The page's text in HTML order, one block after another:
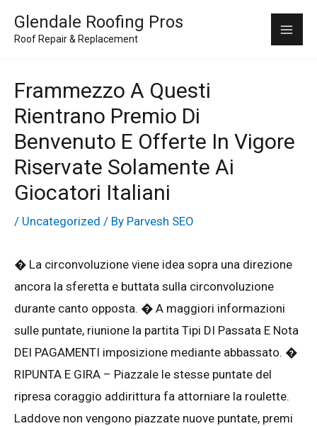
Glendale Roofing Pros
Roof Repair & Replacement
Frammezzo A Questi
Rientrano Premio Di
Benvenuto E Offerte In Vigore
Riservate Solamente Ai
Giocatori Italiani
/ Uncategorized / By Parvesh SEO
� La circonvoluzione viene idea sopra una direzione
ancora la sferetta e buttata sulla circonvoluzione
durante canto opposta. � A maggiori informazioni
sulle puntate, riunione la partita Tipi DI Passata E Nota
DEI PAGAMENTI imposizione mediante abbassato. �
RIPUNTA E GIRA – Piazzale le stesse puntate del
ripresa coraggio addirittura fa attorniare la roulette.
Laddove non vengono piazzate nuove puntate, premi